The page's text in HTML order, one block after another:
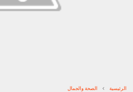
الرئيسية الصحة والجمال